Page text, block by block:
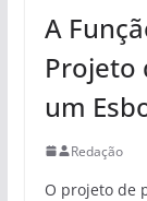
A
Projeto
um
Redação
O projeto de